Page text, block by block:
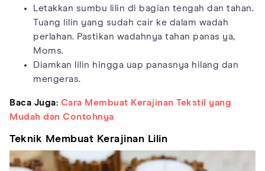
Letakkan sumbu lilin di bagian tengah dan tahan.
Tuang lilin yang sudah cair ke dalam wadah
perlahan. Pastikan wadahnya tahan panas ya,
Moms.
Diamkan lilin hingga uap panasnya hilang dan
mengeras.
Baca Juga: Cara Membuat Kerajinan Tekstil yang
Mudah dan Contohnya
Teknik Membuat Kerajinan Lilin